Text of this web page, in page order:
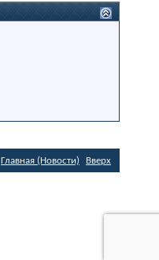
Главная (Новости) Вверх